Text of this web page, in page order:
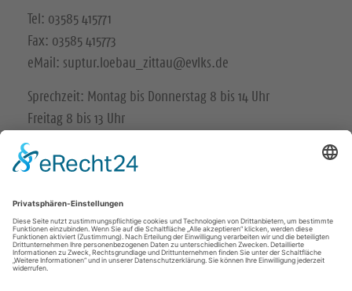
Tel: 03585 415771
Fax: 03585 415773
eMail: suptur.loebau_zittau@evlks.de
Sprechzeit: Montag bis Donnerstag 8 bis 14 Uhr
Freitag 8 bis 13 Uhr